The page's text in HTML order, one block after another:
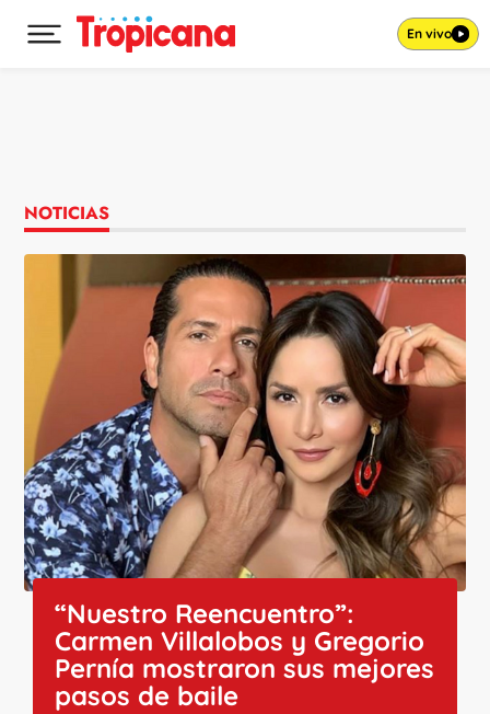
Desplegar menú principal En vivo
NOTICIAS
“Nuestro Reencuentro”:
Carmen Villalobos y Gregorio
Pernía mostraron sus mejores
pasos de baile